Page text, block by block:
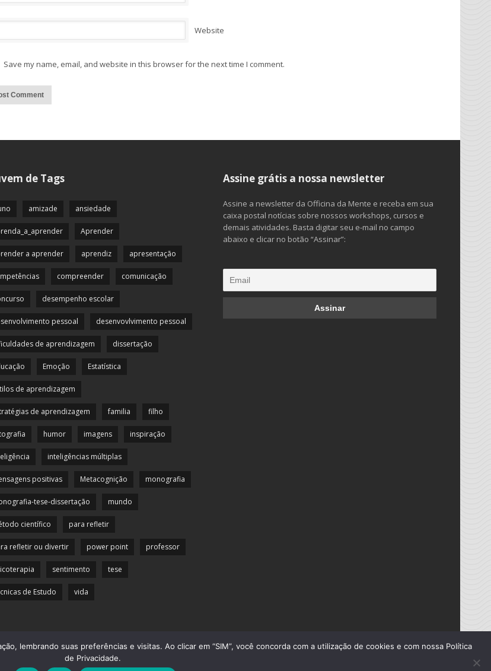
Website
Save my name, email, and website in this browser for the next time I comment.
de Tags
amizade ansiedade
Aprender
a aprender aprendiz apresentação
compreender comunicação
desempenho escolar
pessoal desenvovlvimento pessoal
de aprendizagem dissertação
Emoção Estatística
de aprendizagem
de aprendizagem familia filho
humor imagens inspiração
inteligências múltiplas
positivas Metacognição monografia
tese-dissertação mundo
científico para refletir
refletir ou divertir power point professor
sentimento tese
de Estudo vida
Assine grátis a nossa newsletter
Assine a newsletter da Officina da Mente e receba em sua
caixa postal notícias sobre nossos workshops, cursos e
demais atividades. Basta digitar seu e-mail no campo
abaixo e clicar no botão “Assinar”:
2013 Officina da Mente. Todos os direitos reservados.
lembrando suas preferências e visitas. Ao clicar em “SIM”, você concorda com a utilização de cookies e com nossa Política
de Privacidade.